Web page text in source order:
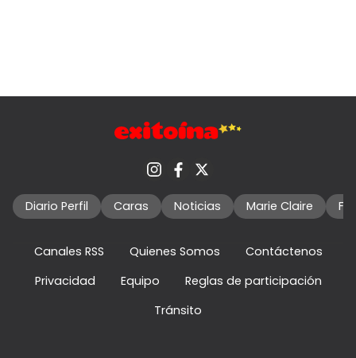
Diario Perfil Caras Noticias Marie Claire
Canales RSS Quienes Somos
Contáctenos
Privacidad
Equipo
Reglas de participación
Tránsito